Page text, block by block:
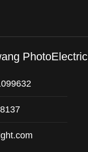
PhotoElectric